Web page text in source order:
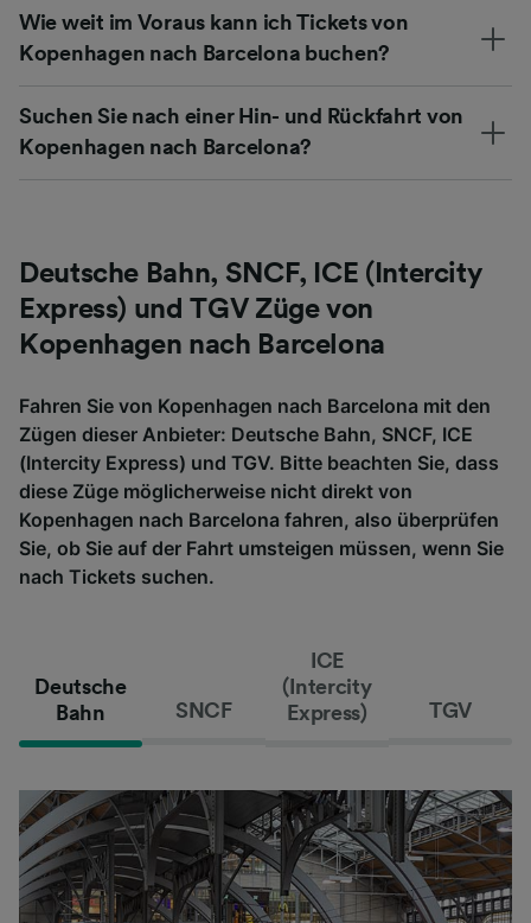
Wie weit im Voraus kann ich Tickets von
Kopenhagen nach Barcelona buchen?
Suchen Sie nach einer Hin- und Rückfahrt von
Kopenhagen nach Barcelona?
Deutsche Bahn, SNCF, ICE (Intercity
Express) und TGV Züge von
Kopenhagen nach Barcelona
Fahren Sie von Kopenhagen nach Barcelona mit den
Zügen dieser Anbieter: Deutsche Bahn, SNCF, ICE
(Intercity Express) und TGV. Bitte beachten Sie, dass
diese Züge möglicherweise nicht direkt von
Kopenhagen nach Barcelona fahren, also überprüfen
Sie, ob Sie auf der Fahrt umsteigen müssen, wenn Sie
nach Tickets suchen.
Deutsche
Bahn
SNCF
ICE
(Intercity
Express)
TGV